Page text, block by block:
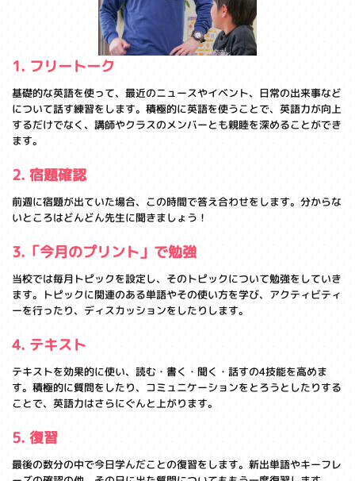
1. フリートーク
基礎的な英語を使って、最近のニュースやイベント、日常の出来事など
について話す練習をします。積極的に英語を使うことで、英語力が向上
するだけでなく、講師やクラスのメンバーとも親睦を深めることができ
ます。
2. 宿題確認
前週に宿題が出ていた場合、この時間で答え合わせをします。分からな
いところはどんどん先生に聞きましょう！
3.「今月のプリント」で勉強
当校では毎月トピックを設定し、そのトピックについて勉強をしていき
ます。トピックに関連のある単語やその使い方を学び、アクティビティ
ーを行ったり、ディスカッションをしたりします。
4. テキスト
テキストを効果的に使い、読む・書く・聞く・話すの4技能を高めま
す。積極的に質問をしたり、コミュニケーションをとろうとしたりする
ことで、英語力はさらにぐんと上がります。
5. 復習
最後の数分の中で今日学んだことの復習をします。新出単語やキーフレ